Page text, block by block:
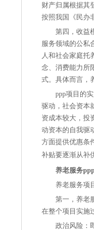
财产归属根据其
按照我国《民办
第四， 收益
服务领域的公私
人和社会家庭托
念、消费能力所
式。具体而言，
ppp项目的
驱动，社会资本
资成本较大，投
动资本的自我驱
方面提供优惠条
补贴要逐渐从补
养老服务
养老服务项
第一，养老
在整个项目实施
政治风险